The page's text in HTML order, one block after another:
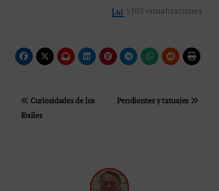
5103 visualizaciones
Navegación
de
Curiosidades de los
fósiles
Pendientes y tatuajes